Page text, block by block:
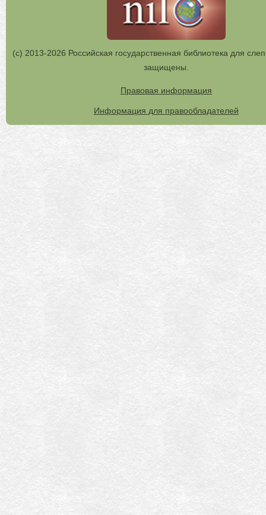
(с) 2013-2026 Российская государственная библиотека для
защищены.
Правовая информация
Информация для правообладателей